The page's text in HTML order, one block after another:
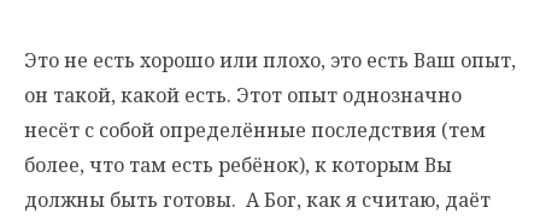
Это не есть хорошо или плохо, это есть Ваш опыт,
он такой, какой есть. Этот опыт однозначно
несёт с собой определённые последствия (тем
более, что там есть ребёнок), к которым Вы
должны быть готовы. А Бог, как я считаю, даёт